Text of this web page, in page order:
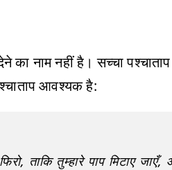
का नाम नहीं है। सच्चा
आवश्यक है:
ताकि तुम्हारे पाप मिटाए